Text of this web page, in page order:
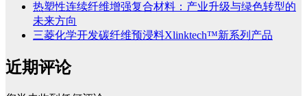
热塑性连续纤维增强复合材料：产业升级与绿色转型的
未来方向
三菱化学开发碳纤维预浸料Xlinktech™新系列产品
近期评论